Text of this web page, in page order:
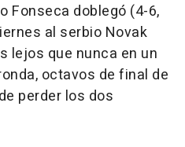
Fonseca doblegó (4-6,
al serbio Novak
lejos que nunca en un
octavos de final de
perder los dos